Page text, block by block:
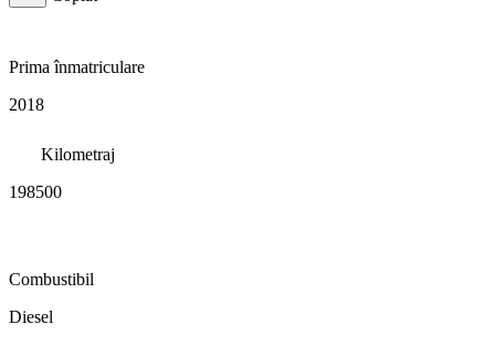
Prima înmatriculare
2018
Kilometraj
198500
Combustibil
Diesel